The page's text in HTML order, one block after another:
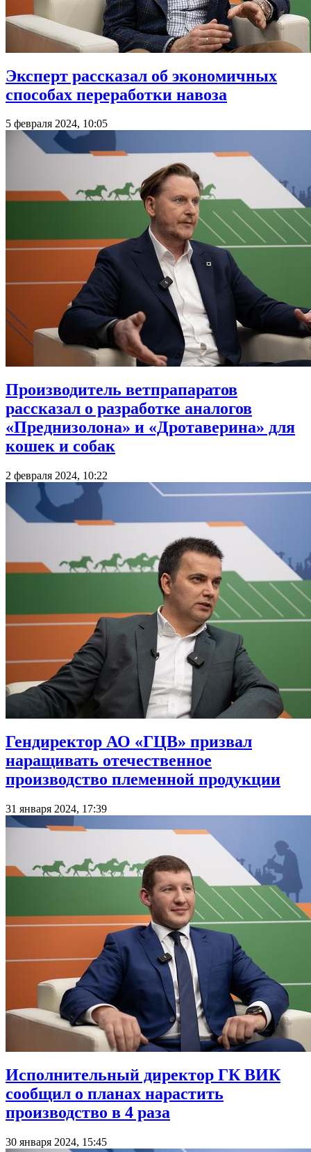
Эксперт рассказал об экономичных
способах переработки навоза
5 февраля 2024, 10:05
Производитель ветпрапаратов
рассказал о разработке аналогов
«Преднизолона» и «Дротаверина» для
кошек и собак
2 февраля 2024, 10:22
Гендиректор АО «ГЦВ» призвал
наращивать отечественное
производство племенной продукции
31 января 2024, 17:39
Исполнительный директор ГК ВИК
сообщил о планах нарастить
производство в 4 раза
30 января 2024, 15:45